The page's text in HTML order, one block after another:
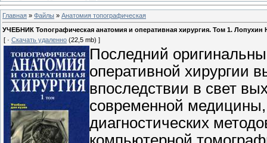
Главная » Файлы » Анатомия топографическая
УЧЕБНИК Топографическая анатомия и оперативная хирургия. Том 1.
[ · Скачать удаленно (22,5 mb) ]
Последний
оперативной хирургии
впоследствии в свет
современной медицины,
диагностических